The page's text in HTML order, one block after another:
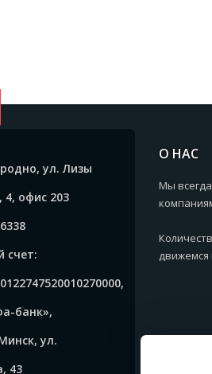
ул. Лизы
4, офис 203
счет:
банк»,
ул.
43
О НАС
Мы